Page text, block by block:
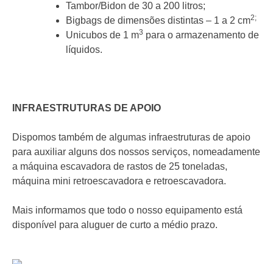
Tambor/Bidon de 30 a 200 litros;
Bigbags de dimensões distintas – 1 a 2 cm2;
Unicubos de 1 m3 para o armazenamento de
líquidos.
INFRAESTRUTURAS DE APOIO
Dispomos também de algumas infraestruturas de apoio
para auxiliar alguns dos nossos serviços, nomeadamente
a máquina escavadora de rastos de 25 toneladas,
máquina mini retroescavadora e retroescavadora.
Mais informamos que todo o nosso equipamento está
disponível para aluguer de curto a médio prazo.